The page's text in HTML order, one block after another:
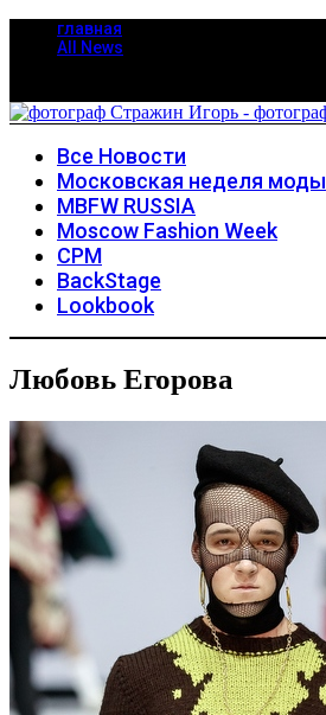
главная
All News
Все Новости
Московская неделя моды
MBFW RUSSIA
Moscow Fashion Week
CPM
BackStage
Lookbook
Любовь Егорова